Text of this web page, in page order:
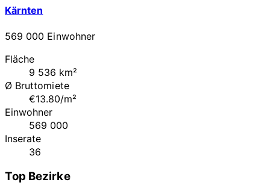
Kärnten
569 000 Einwohner
Fläche
9 536 km²
Ø Bruttomiete
€13.80/m²
Einwohner
569 000
Inserate
36
Top Bezirke